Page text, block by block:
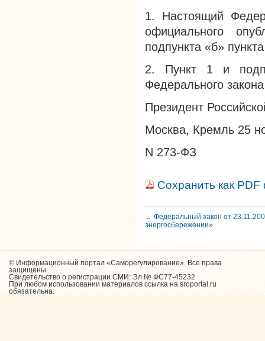
1. Настоящий
официального
подпункта «б»
2. Пункт 1 и
Федерального
Президент
Москва, Кремль 25
N 273-ФЗ
Сохранить как
← Федеральный закон от
энергосбережении»
© Информационный портал «Саморегулирование». Все права
защищены.
Свидетельство о регистрации СМИ: Эл № ФС77-45232
При любом использовании материалов ссылка на sroportal.ru
обязательна.